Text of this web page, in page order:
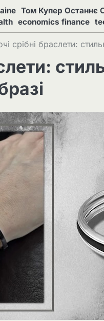
Том Купер Останнє
economics finance
срібні браслети: